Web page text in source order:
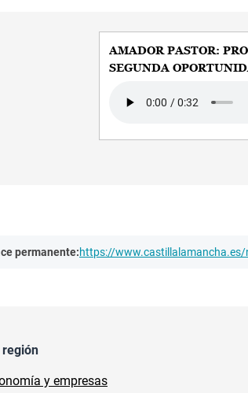
AMADOR PASTOR:
SEGUNDA
permanente:https://
región
y empresas